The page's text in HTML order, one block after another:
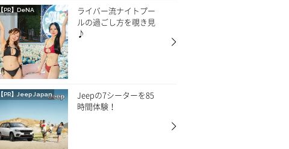
【PR】DeNA
ライバー流ナイトプー
ルの過ごし方を覗き見
♪
【PR】 Jeep Japan
Jeepの7シーターを85
時間体験！